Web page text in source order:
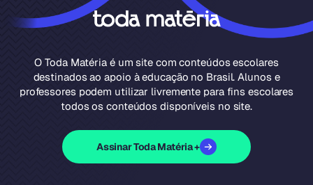
O Toda Matéria é um site com conteúdos escolares
destinados ao apoio à educação no Brasil. Alunos e
professores podem utilizar livremente para fins escolares
todos os conteúdos disponíveis no site.
Assinar Toda Matéria +